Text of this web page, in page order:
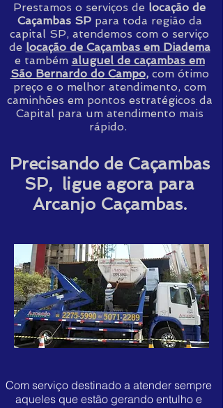
Prestamos o serviços de locação de
Caçambas SPpara toda região da
capital SP, atendemos com o serviço
de locação de Caçambas em Diadema
e também aluguel de caçambas em
São Bernardo do Campo,com ótimo
preço e o melhor atendimento, com
caminhões em pontos estratégicos da
Capital para um atendimento mais
rápido.
Precisando de Caçambas
SP, ligue agora para
Arcanjo Caçambas.
Com serviço destinado a atender sempre
aqueles que estão gerando entulho e